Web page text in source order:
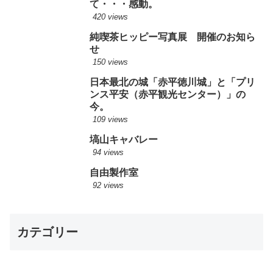
て・・・感動。
420 views
純喫茶ヒッピー写真展 開催のお知ら
せ
150 views
日本最北の城「赤平徳川城」と「プリ
ンス平安（赤平観光センター）」の
今。
109 views
塙山キャバレー
94 views
自由製作室
92 views
カテゴリー